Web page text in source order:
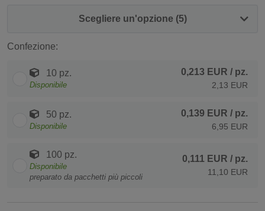
Scegliere un'opzione (5)
Confezione:
10 pz.
Disponibile
0,213 EUR / pz.
2,13 EUR
50 pz.
Disponibile
0,139 EUR / pz.
6,95 EUR
100 pz.
Disponibile
preparato da pacchetti più piccoli
0,111 EUR / pz.
11,10 EUR